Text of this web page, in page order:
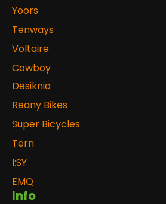
Yoors
Tenways
Voltaire
Cowboy
Desiknio
Reany Bikes
Super Bicycles
Tern
I:SY
EMQ
Info